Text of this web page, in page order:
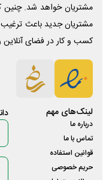
مشتریان خواهد شد.
مشتریان جدید باعث
کسب و کار در فضای
لینک‌های مهم
درباره ما
تماس با ما
قوانین استفاده
حریم خصوصی